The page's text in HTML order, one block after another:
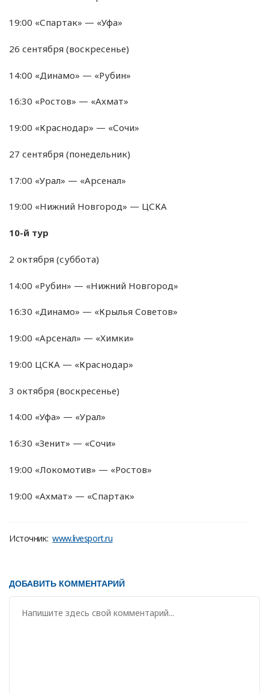
19:00 «Спартак» — «Уфа»
26 сентября (воскресенье)
14:00 «Динамо» — «Рубин»
16:30 «Ростов» — «Ахмат»
19:00 «Краснодар» — «Сочи»
27 сентября (понедельник)
17:00 «Урал» — «Арсенал»
19:00 «Нижний Новгород» — ЦСКА
10-й тур
2 октября (суббота)
14:00 «Рубин» — «Нижний Новгород»
16:30 «Динамо» — «Крылья Советов»
19:00 «Арсенал» — «Химки»
19:00 ЦСКА — «Краснодар»
3 октября (воскресенье)
14:00 «Уфа» — «Урал»
16:30 «Зенит» — «Сочи»
19:00 «Локомотив» — «Ростов»
19:00 «Ахмат» — «Спартак»
Источник: www.livesport.ru
ДОБАВИТЬ КОММЕНТАРИЙ